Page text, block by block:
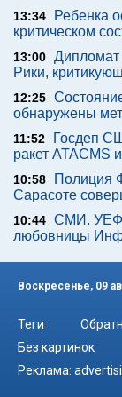
13:34
Ребенка
критическом
13:00 Дипломат
Рики,
12:25
обнаружены
11:52
Госдеп
ракет ATACMS
10:58
Полиция
Сарасоте
10:44 СМИ.
любовницы
Воскресенье, 09
Теги
Без картинок
Реклама: